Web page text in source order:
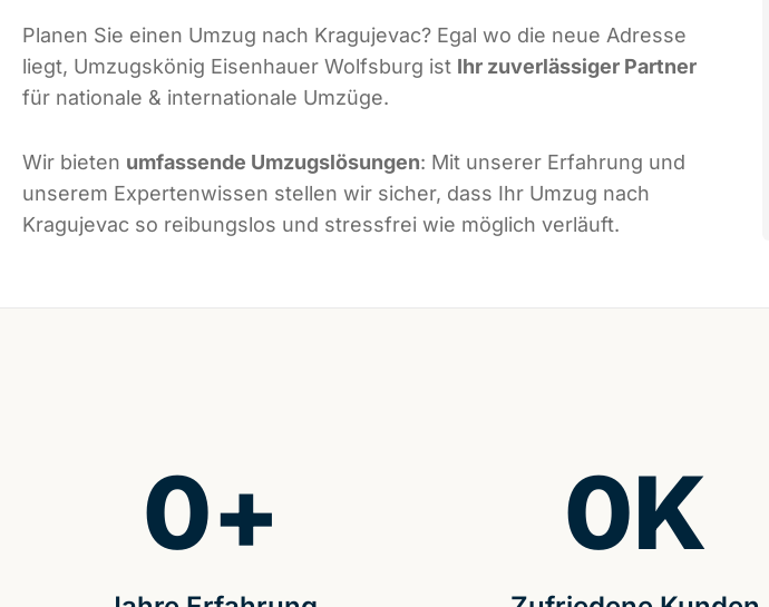
Planen Sie einen Umzug nach Kragujevac? Egal wo die neue Adresse
liegt, Umzugskönig Eisenhauer Wolfsburg ist Ihr zuverlässiger Partner
für nationale & internationale Umzüge.
Wir bieten umfassende Umzugslösungen: Mit unserer Erfahrung und
unserem Expertenwissen stellen wir sicher, dass Ihr Umzug nach
Kragujevac so reibungslos und stressfrei wie möglich verläuft.
0+ 0K